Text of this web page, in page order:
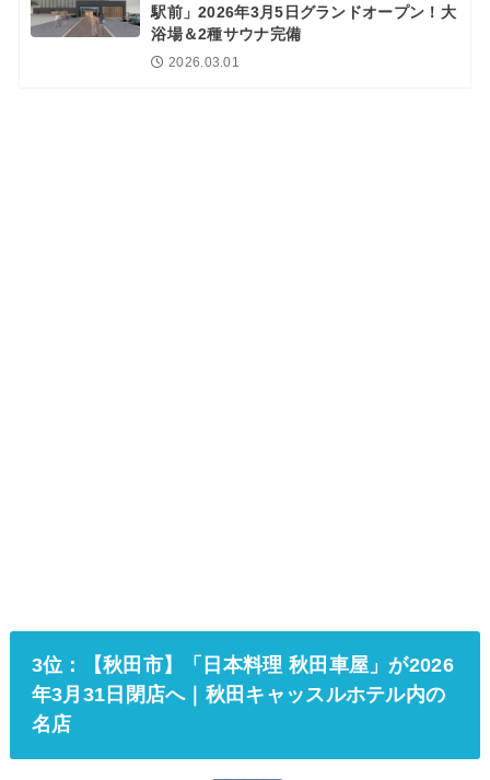
駅前」2026年3月5日グランドオープン！大
浴場＆2種サウナ完備
2026.03.01
3位：【秋田市】「日本料理 秋田車屋」が2026
年3月31日閉店へ｜秋田キャッスルホテル内の
名店